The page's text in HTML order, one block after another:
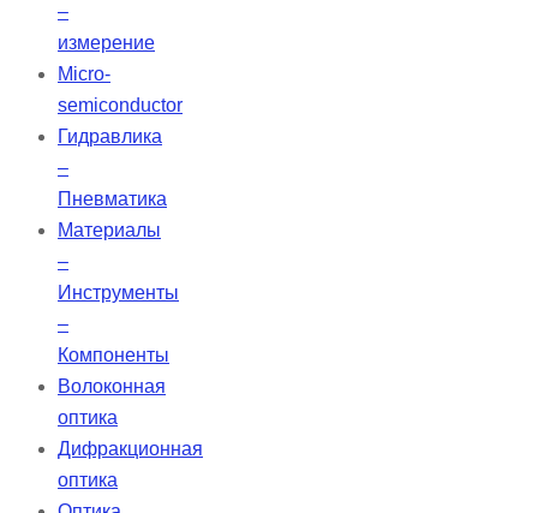
–
измерение
Micro-
semiconductor
Гидравлика
–
Пневматика
Материалы
–
Инструменты
–
Компоненты
Волоконная
оптика
Дифракционная
оптика